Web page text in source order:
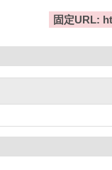
固定URL: